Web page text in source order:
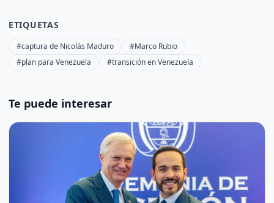
ETIQUETAS
#captura de Nicolás Maduro
#Marco Rubio
#plan para Venezuela
#transición en Venezuela
Te puede interesar